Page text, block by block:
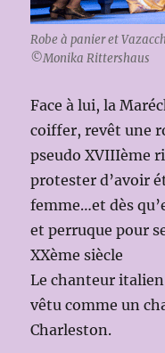
Robe à panier et
©Monika Rittershaus
Face à lui, la
coiffer, revêt une
pseudo XVIIIème
protester d’avoir
femme…et dès
et perruque pour
XXème siècle
Le chanteur
vêtu comme un
Charleston.